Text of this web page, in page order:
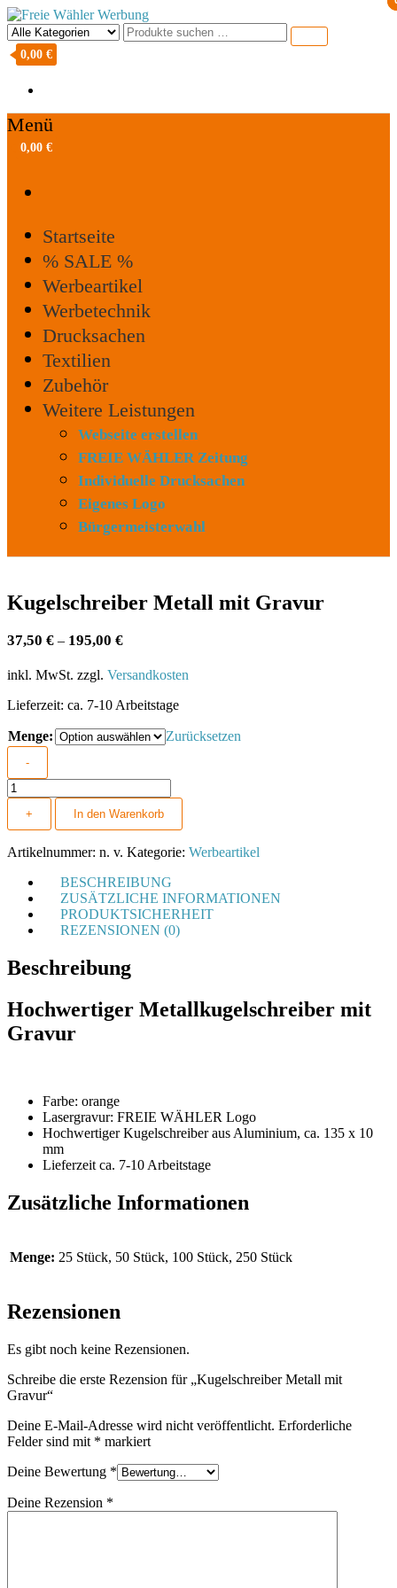
Freie Wähler Werbung
0,00 €
Menü
0,00 €
Startseite
% SALE %
Werbeartikel
Werbetechnik
Drucksachen
Textilien
Zubehör
Weitere Leistungen
Webseite erstellen
FREIE WÄHLER Zeitung
Individuelle Drucksachen
Eigenes Logo
Bürgermeisterwahl
Kugelschreiber Metall mit Gravur
37,50 € – 195,00 €
inkl. MwSt. zzgl. Versandkosten
Lieferzeit: ca. 7-10 Arbeitstage
Menge: Zurücksetzen
-
Kugelschreiber
Metall
Gravur
Menge
+ In den Warenkorb
Artikelnummer: n. v. Kategorie: Werbeartikel
BESCHREIBUNG
ZUSÄTZLICHE INFORMATIONEN
PRODUKTSICHERHEIT
REZENSIONEN (0)
Beschreibung
Hochwertiger Metallkugelschreiber mit
Gravur
Farbe: orange
Lasergravur: FREIE WÄHLER Logo
Hochwertiger Kugelschreiber aus Aluminium, ca. 135 x 10
mm
Lieferzeit ca. 7-10 Arbeitstage
Zusätzliche Informationen
Menge: 25 Stück, 50 Stück, 100 Stück, 250 Stück
Rezensionen
Es gibt noch keine Rezensionen.
Schreibe die erste Rezension für „Kugelschreiber Metall mit
Gravur“
Deine E-Mail-Adresse wird nicht veröffentlicht. Erforderliche
Felder sind mit * markiert
Deine Bewertung *
Deine Rezension *